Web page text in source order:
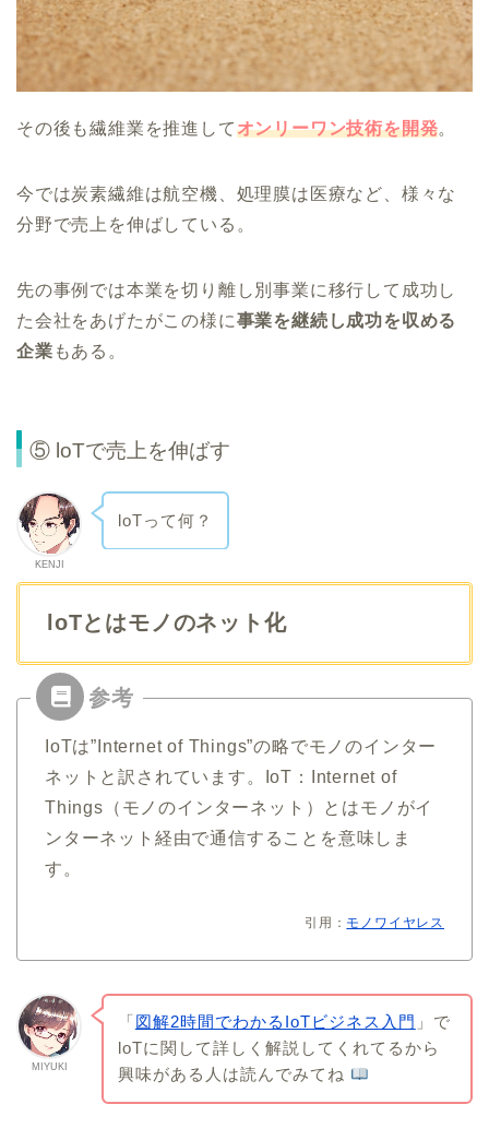
その後も繊維業を推進してオンリーワン技術を開発。
今では炭素繊維は航空機、処理膜は医療など、様々な
分野で売上を伸ばしている。
先の事例では本業を切り離し別事業に移行して成功し
た会社をあげたがこの様に事業を継続し成功を収める
企業 もある。
⑤ loTで売上を伸ばす
KENJI
loTって何？
loTとはモノのネット化
IoTは”Internet of Things”の略でモノのインター
ネットと訳されています。IoT：Internet of
Things（モノのインターネット）とはモノがイ
ンターネット経由で通信することを意味しま
す。
引用： モノワイヤレス
MIYUKI
「 図解2時間でわかるIoTビジネス入門 」で
loTに関して詳しく解説してくれてるから
興味がある人は読んでみてね